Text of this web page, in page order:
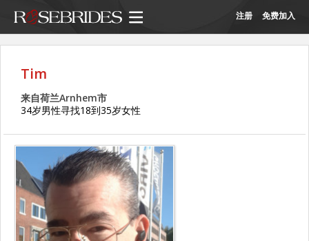
注册 免费加入
Tim
来自荷兰Arnhem市
34岁男性寻找18到35岁女性